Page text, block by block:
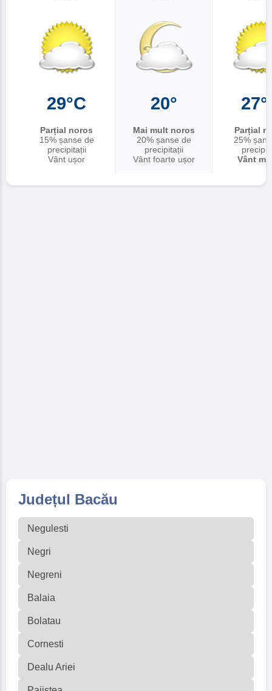
29°C
Parțial noros
15% șanse de
precipitații
Vânt ușor
20°
Mai mult noros
20% șanse de
precipitații
Vânt foarte ușor
Parțial
25%
Vânt
Județul Bacău
Negulesti
Negri
Negreni
Balaia
Bolatau
Cornesti
Dealu Ariei